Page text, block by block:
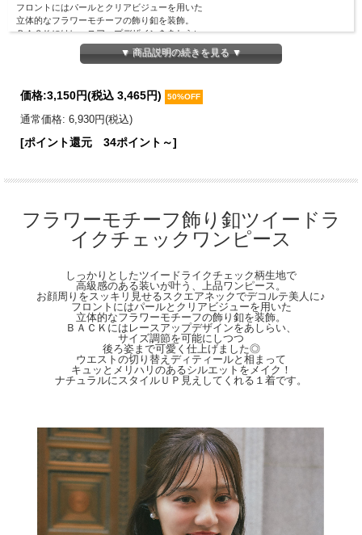
フロントにはパールとクリアビジューを用いた
立体的なフラワーモチーフの飾り釦を装飾。
ＢＡＣＫにはレースアップデザインをあしらい、
サイズ調節を可能にしつつ
後ろ姿まで可愛く仕上げました◎
ナチュラルにスタイルＵＰ見えしてくれる１着です。
【Material】
裏地：ポリエステル100％
総丈：120cm
袖丈：49cm
※ウエスト後ろゴム仕様
※サイドファスナーあり
【Color】#33 ピンク/#20 ネイビー
【Attention】サイズは平置きサイズとなりますので測り方により誤差が出る場合が
ございます。 色合いはモニター環境により若干の誤差が出ます。 ライティングや
天候によりモデル画像と物撮り画像のカラーに違いある場合、物撮り画像の方が実
際のカラーに近い状態で撮影されておりますので、そちらを参考にしてくださいま
▼ 商品説明の続きを見る ▼
価格:3,150円(税込 3,465円) 50%OFF
通常価格: 6,930円(税込)
[ポイント還元 34ポイント～]
フラワーモチーフ飾り釦ツイードラ
イクチェックワンピース
しっかりとしたツイードライクチェック柄生地で
高級感のある装いが叶う、上品ワンピース。
お顔周りをスッキリ見せるスクエアネックでデコルテ美人に♪
フロントにはパールとクリアビジューを用いた
立体的なフラワーモチーフの飾り釦を装飾。
ＢＡＣＫにはレースアップデザインをあしらい、
サイズ調節を可能にしつつ
後ろ姿まで可愛く仕上げました◎
ウエストの切り替えディティールと相まって
キュッとメリハリのあるシルエットをメイク！
ナチュラルにスタイルＵＰ見えしてくれる１着です。